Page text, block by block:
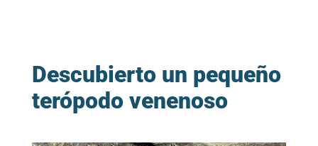
Descubierto un pequeño
terópodo venenoso